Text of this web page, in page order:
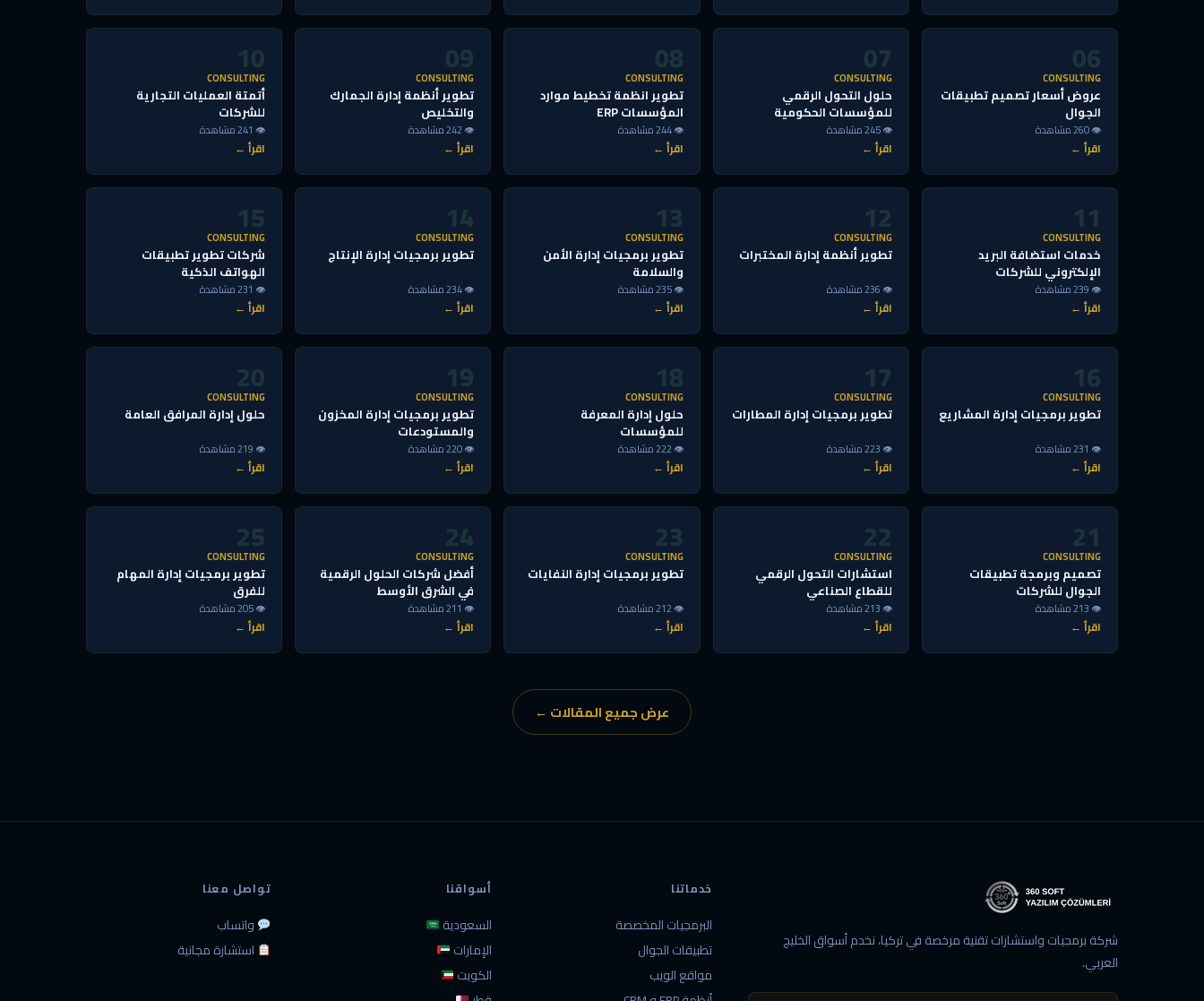
06
CONSULTING
عروض أسعار تصميم تطبيقات
الجوال
👁 260 مشاهدة
اقرأ ←
07
CONSULTING
حلول التحول الرقمي
للمؤسسات الحكومية
👁 245 مشاهدة
اقرأ ←
08
CONSULTING
تطوير انظمة تخطيط موارد
المؤسسات ERP
👁 244 مشاهدة
اقرأ ←
09
CONSULTING
تطوير أنظمة إدارة الجمارك
والتخليص
👁 242 مشاهدة
اقرأ ←
10
CONSULTING
أتمتة العمليات التجارية
للشركات
👁 241 مشاهدة
اقرأ ←
11
CONSULTING
خدمات استضافة البريد
الإلكتروني للشركات
👁 239 مشاهدة
اقرأ ←
12
CONSULTING
تطوير أنظمة إدارة المختبرات
👁 236 مشاهدة
اقرأ ←
13
CONSULTING
تطوير برمجيات إدارة الأمن
والسلامة
👁 235 مشاهدة
اقرأ ←
14
CONSULTING
تطوير برمجيات إدارة الإنتاج
👁 234 مشاهدة
اقرأ ←
15
CONSULTING
شركات تطوير تطبيقات
الهواتف الذكية
👁 231 مشاهدة
اقرأ ←
16
CONSULTING
تطوير برمجيات إدارة المشاريع
👁 231 مشاهدة
اقرأ ←
17
CONSULTING
تطوير برمجيات إدارة المطارات
👁 223 مشاهدة
اقرأ ←
18
CONSULTING
حلول إدارة المعرفة
للمؤسسات
👁 222 مشاهدة
اقرأ ←
19
CONSULTING
تطوير برمجيات إدارة المخزون
والمستودعات
👁 220 مشاهدة
اقرأ ←
20
CONSULTING
حلول إدارة المرافق العامة
👁 219 مشاهدة
اقرأ ←
21
CONSULTING
تصميم وبرمجة تطبيقات
الجوال للشركات
👁 213 مشاهدة
اقرأ ←
22
CONSULTING
استشارات التحول الرقمي
للقطاع الصناعي
👁 213 مشاهدة
اقرأ ←
23
CONSULTING
تطوير برمجيات إدارة النفايات
👁 212 مشاهدة
اقرأ ←
24
CONSULTING
أفضل شركات الحلول الرقمية
في الشرق الأوسط
👁 211 مشاهدة
اقرأ ←
25
CONSULTING
تطوير برمجيات إدارة المهام
للفرق
👁 205 مشاهدة
اقرأ ←
عرض جميع المقالات ←
شركة برمجيات واستشارات تقنية مرخصة في تركيا، نخدم أسواق الخليج
العربي.
خدماتنا
البرمجيات المخصصة
تطبيقات الجوال
مواقع الويب
أسواقنا
السعودية
الإمارات
الكويت
تواصل معنا
واتساب
استشارة مجانية